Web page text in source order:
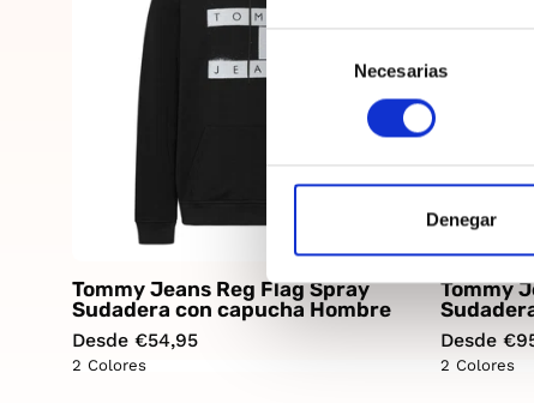
consentimiento
Necesarias
Denegar
Tommy Jeans Reg Flag Spray
Sudadera con capucha Hombre
Desde €54,95
2 Colores
Tommy
Desde
2 Colores